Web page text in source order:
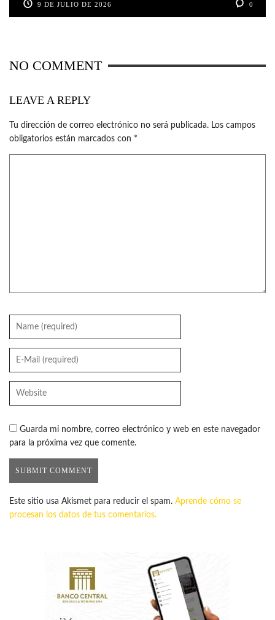
9 DE JULIO DE 2026 0
NO COMMENT
LEAVE A REPLY
Tu dirección de correo electrónico no será publicada. Los campos
obligatorios están marcados con *
Guarda mi nombre, correo electrónico y web en este navegador
para la próxima vez que comente.
Este sitio usa Akismet para reducir el spam. Aprende cómo se
procesan los datos de tus comentarios.